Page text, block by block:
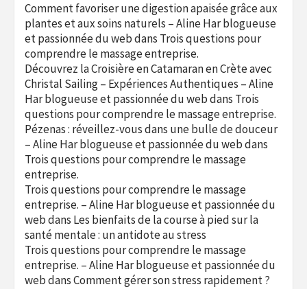
Comment favoriser une digestion apaisée grâce aux
plantes et aux soins naturels – Aline Har blogueuse
et passionnée du webdans Trois questions pour
comprendre le massage entreprise.
Découvrez la Croisière en Catamaran en Crète avec
Christal Sailing – Expériences Authentiques – Aline
Har blogueuse et passionnée du webdans Trois
questions pour comprendre le massage entreprise.
Pézenas : réveillez-vous dans une bulle de douceur
– Aline Har blogueuse et passionnée du webdans
Trois questions pour comprendre le massage
entreprise.
Trois questions pour comprendre le massage
entreprise. – Aline Har blogueuse et passionnée du
webdans Les bienfaits de la course à pied sur la
santé mentale : un antidote au stress
Trois questions pour comprendre le massage
entreprise. – Aline Har blogueuse et passionnée du
webdansComment gérer son stress rapidement ?